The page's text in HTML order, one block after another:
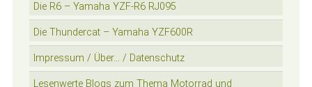
Die R6 – Yamaha YZF-R6 RJ095
Die Thundercat – Yamaha YZF600R
Impressum / Über… / Datenschutz
Lesenwerte Blogs zum Thema Motorrad und